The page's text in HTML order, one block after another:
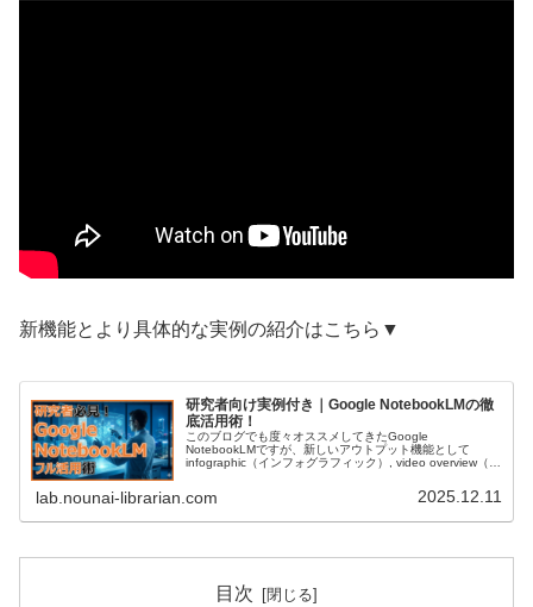
新機能とより具体的な実例の紹介はこちら▼
研究者向け実例付き｜Google NotebookLMの徹
底活用術！
このブログでも度々オススメしてきたGoogle
NotebookLMですが、新しいアウトプット機能として
infographic（インフォグラフィック）, video overview（概
lab.nounai-librarian.com 2025.12.11
目次